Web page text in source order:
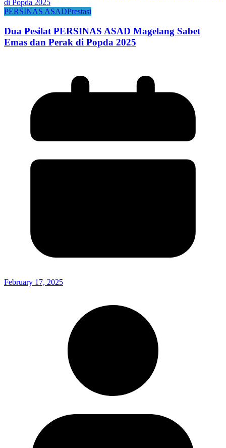
PERSINAS ASADPrestasi
Dua Pesilat PERSINAS ASAD Magelang Sabet
Emas dan Perak di Popda 2025
February 17, 2025